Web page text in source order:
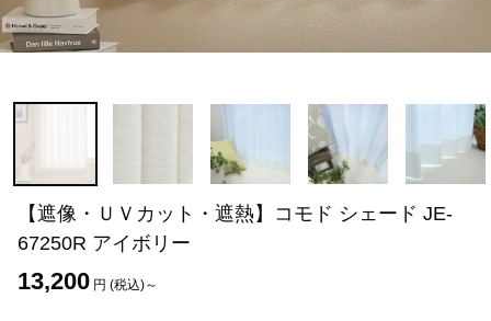
【遮像・ＵＶカット・遮熱】コモド シェード JE-
67250R アイボリー
13,200 円 (税込)～